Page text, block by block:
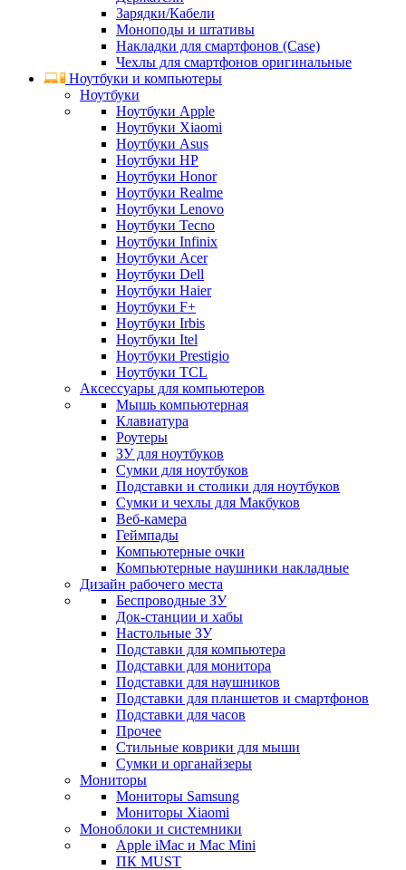
Зарядки/Кабели
Моноподы и штативы
Накладки для смартфонов (Case)
Чехлы для смартфонов оригинальные
Ноутбуки и компьютеры
Ноутбуки
Ноутбуки Apple
Ноутбуки Xiaomi
Ноутбуки Asus
Ноутбуки HP
Ноутбуки Honor
Ноутбуки Realme
Ноутбуки Lenovo
Ноутбуки Tecno
Ноутбуки Infinix
Ноутбуки Acer
Ноутбуки Dell
Ноутбуки Haier
Ноутбуки F+
Ноутбуки Irbis
Ноутбуки Itel
Ноутбуки Prestigio
Ноутбуки TCL
Аксессуары для компьютеров
Мышь компьютерная
Клавиатура
Роутеры
ЗУ для ноутбуков
Сумки для ноутбуков
Подставки и столики для ноутбуков
Сумки и чехлы для Макбуков
Веб-камера
Геймпады
Компьютерные очки
Компьютерные наушники накладные
Дизайн рабочего места
Беспроводные ЗУ
Док-станции и хабы
Настольные ЗУ
Подставки для компьютера
Подставки для монитора
Подставки для наушников
Подставки для планшетов и смартфонов
Подставки для часов
Прочее
Стильные коврики для мыши
Сумки и органайзеры
Мониторы
Мониторы Samsung
Мониторы Xiaomi
Моноблоки и системники
Apple iMac и Mac Mini
ПК MUST